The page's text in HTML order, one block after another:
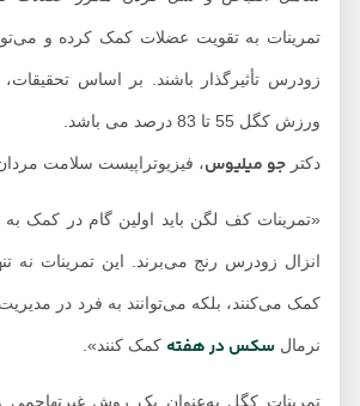
تمرینات به تقویت عضلات کمک کرده و می‌توانند
زودرس تأثیرگذار باشند. بر اساس تحقیقات،
ورزش کگل 55 تا 83 درصد می باشد.
جو میلیوس، فیزیوتراپیست سلامت مردان،
«تمرینات کف لگن باید اولین گام در کمک به
انزال زودرس رنج می‌برند. این تمرینات نه تنها
کمک می‌کنند، بلکه می‌توانند به فرد در مدیریت
نرمالسکس در هفتهکمک کنند».
تمرینات کگل به‌عنوان یک روش غیرتهاجمی و